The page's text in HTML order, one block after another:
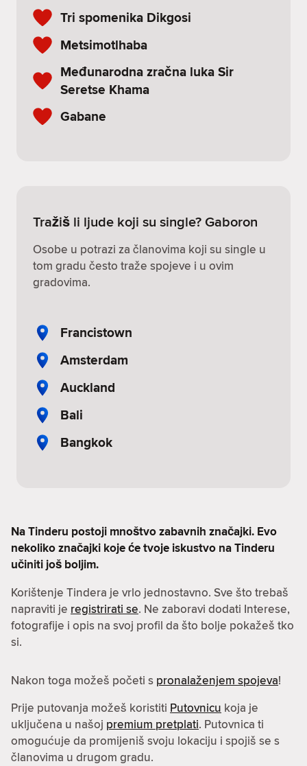
Tri spomenika Dikgosi
Metsimotlhaba
Međunarodna zračna luka Sir
Seretse Khama
Gabane
Tražiš li ljude koji su single? Gaboron
Osobe u potrazi za članovima koji su single u
tom gradu često traže spojeve i u ovim
gradovima.
Francistown
Amsterdam
Auckland
Bali
Bangkok
Na Tinderu postoji mnoštvo zabavnih značajki. Evo
nekoliko značajki koje će tvoje iskustvo na Tinderu
učiniti još boljim.
Korištenje Tindera je vrlo jednostavno. Sve što trebaš
napraviti je registrirati se. Ne zaboravi dodati Interese,
fotografije i opis na svoj profil da što bolje pokažeš tko
si.
Nakon toga možeš početi s pronalaženjem spojeva!
Prije putovanja možeš koristiti Putovnicu koja je
uključena u našoj premium pretplati. Putovnica ti
omogućuje da promijeniš svoju lokaciju i spojiš se s
članovima u drugom gradu.